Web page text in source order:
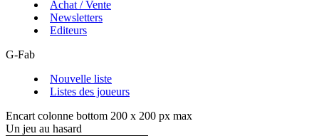
Achat / Vente
Newsletters
Editeurs
G-Fab
Nouvelle liste
Listes des joueurs
Encart colonne bottom 200 x 200 px max
Un jeu au hasard